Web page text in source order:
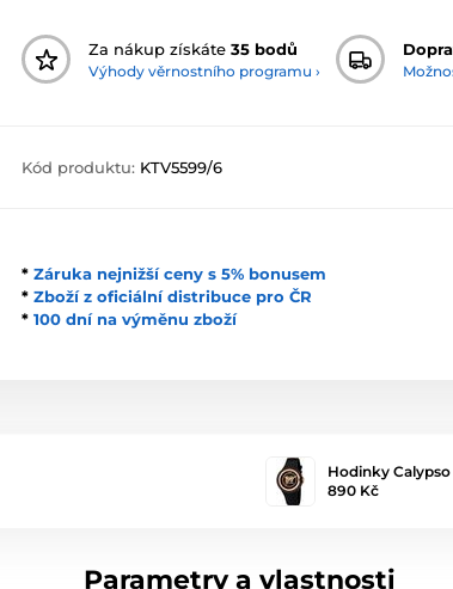
Za nákup získáte 35 bodů
Výhody věrnostního programu ›
Kód produktu: KTV5599/6
* Záruka nejnižší ceny s 5% bonusem
* Zboží z oficiální distribuce pro ČR
* 100 dní na výměnu zboží
Hodinky
890 Kč
Parametry a vlastnosti